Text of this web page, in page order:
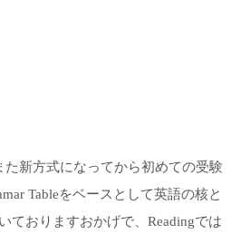
新方式になってから初めての受験
Tableをベースとして英語の核と
ておりますおかげで、Readingでは